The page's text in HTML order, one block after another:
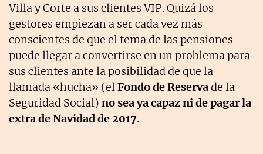
Villa y Corte a sus clientes VIP. Quizá los
gestores empiezan a ser cada vez más
conscientes de que el tema de las pensiones
puede llegar a convertirse en un problema para
sus clientes ante la posibilidad de que la
llamada «hucha» (elFondo de Reservade la
Seguridad Social) no sea ya capaz ni de pagar la
extra de Navidad de 2017.